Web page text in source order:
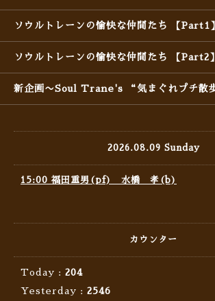
ソウルトレーンの愉快な仲間たち 【Part1】
ソウルトレーンの愉快な仲間たち 【Part2】
新企画〜Soul Trane's “気まぐれプチ散
2026.08.09 Sunday
15:00 福田重男(pf) 水橋 孝(b)
カウンター
Today : 204
Yesterday : 2546